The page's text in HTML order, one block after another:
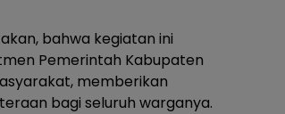
bahwa kegiatan ini
Pemerintah Kabupaten
memberikan
bagi seluruh warganya.